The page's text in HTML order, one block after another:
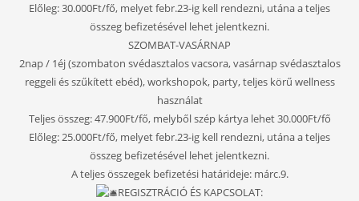
Előleg: 30.000Ft/fő, melyet febr.23-ig kell rendezni, utána a teljes
összeg befizetésével lehet jelentkezni.
SZOMBAT-VASÁRNAP
2nap / 1éj (szombaton svédasztalos vacsora, vasárnap svédasztalos
reggeli és szűkített ebéd), workshopok, party, teljes körű wellness
használat
Teljes összeg: 47.900Ft/fő, melyből szép kártya lehet 30.000Ft/fő
Előleg: 25.000Ft/fő, melyet febr.23-ig kell rendezni, utána a teljes
összeg befizetésével lehet jelentkezni.
A teljes összegek befizetési határideje: márc.9.
REGISZTRÁCIÓ ÉS KAPCSOLAT: